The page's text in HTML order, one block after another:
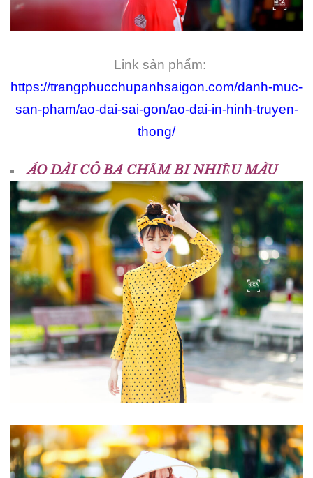
Link sản phẩm:
https://trangphucchupanhsaigon.com/danh-muc-
san-pham/ao-dai-sai-gon/ao-dai-in-hinh-truyen-
thong/
ÁO DÀI CÔ BA CHẤM BI NHIỀU MÀU